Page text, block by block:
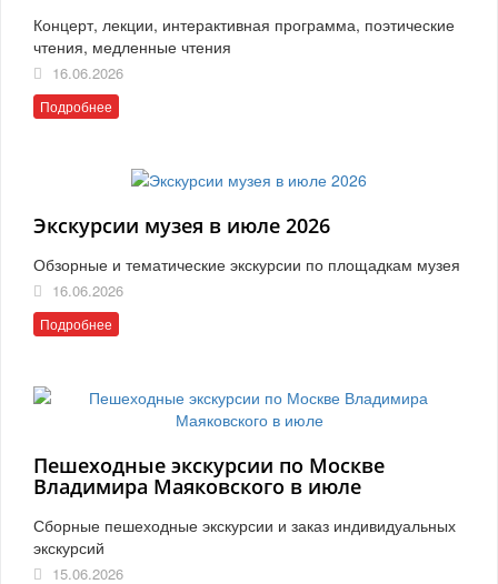
Концерт, лекции, интерактивная программа, поэтические
чтения, медленные чтения
16.06.2026
Подробнее
Экскурсии музея в июле 2026
Обзорные и тематические экскурсии по площадкам музея
16.06.2026
Подробнее
Пешеходные экскурсии по Москве
Владимира Маяковского в июле
Сборные пешеходные экскурсии и заказ индивидуальных
экскурсий
15.06.2026